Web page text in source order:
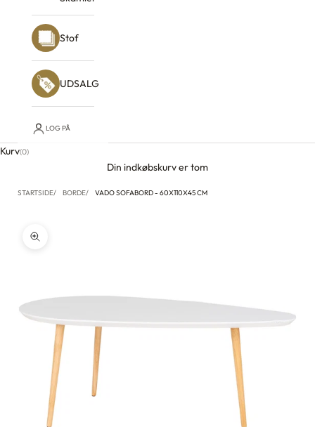
Stof
UDSALG
LOG PÅ
Kurv(0)
Din indkøbskurv er tom
STARTSIDE BORDE VADO SOFABORD - 60X110X45 CM
Zoom